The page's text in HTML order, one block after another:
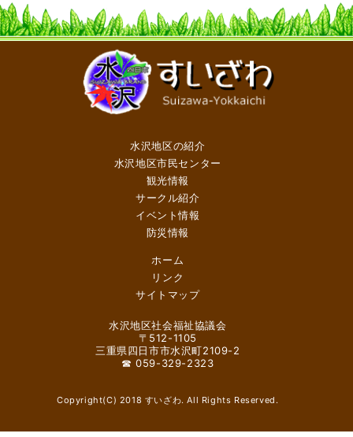
水沢地区の紹介
水沢地区市民センター
観光情報
サークル紹介
イベント情報
防災情報
ホーム
リンク
サイトマップ
水沢地区社会福祉協議会
〒512-1105
三重県四日市市水沢町2109-2
☎ 059-329-2323
Copyright(C) 2018 すいざわ. All Rights Reserved.